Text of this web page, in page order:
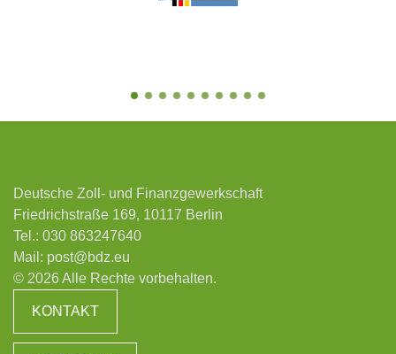
Deutsche Zoll- und Finanzgewerkschaft
Friedrichstraße 169, 10117 Berlin
Tel.: 030 863247640
Mail: post@bdz.eu
© 2026 Alle Rechte vorbehalten.
KONTAKT